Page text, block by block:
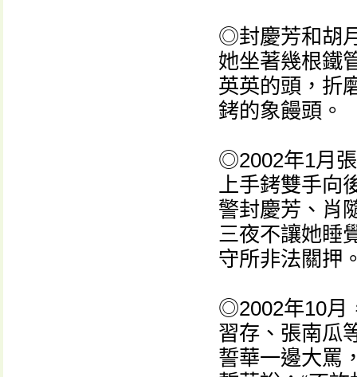
◎封慶芳和胡
她坐著幾根鐵
英英的頭，折
銬的象饅頭。
◎2002年1月
上手銬雙手向
警封慶芳、肖
三夜不讓她睡
守所非法關押
◎2002年10月
習存、張南瓜
誓華一邊大罵